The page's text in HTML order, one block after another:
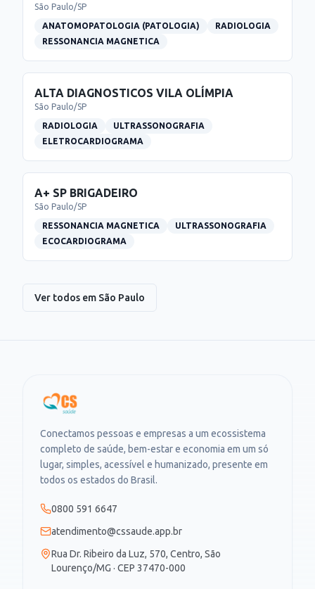
São Paulo/SP
ANATOMOPATOLOGIA (PATOLOGIA)
RADIOLOGIA
RESSONANCIA MAGNETICA
ALTA DIAGNOSTICOS VILA OLÍMPIA
São Paulo/SP
RADIOLOGIA
ULTRASSONOGRAFIA
ELETROCARDIOGRAMA
A+ SP BRIGADEIRO
São Paulo/SP
RESSONANCIA MAGNETICA
ULTRASSONOGRAFIA
ECOCARDIOGRAMA
Ver todos em São Paulo
Conectamos pessoas e empresas a um ecossistema
completo de saúde, bem-estar e economia em um só
lugar, simples, acessível e humanizado, presente em
todos os estados do Brasil.
0800 591 6647
atendimento@cssaude.app.br
Rua Dr. Ribeiro da Luz, 570, Centro, São
Lourenço/MG · CEP 37470-000